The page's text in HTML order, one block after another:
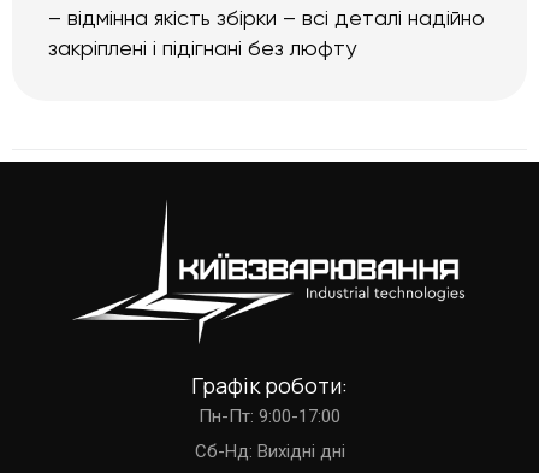
– відмінна якість збірки – всі деталі надійно
закріплені і підігнані без люфту
Графік роботи:
Пн-Пт: 9:00-17:00
Cб-Нд: Вихідні дні